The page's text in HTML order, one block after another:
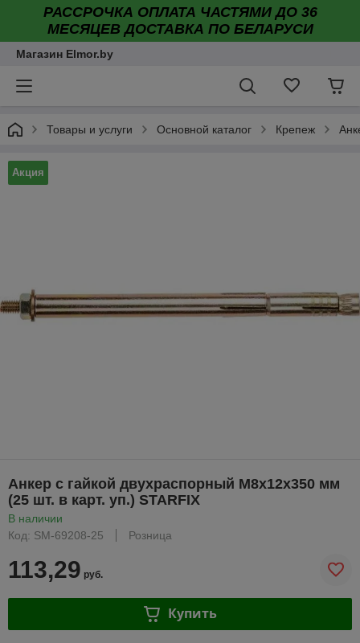
РАССРОЧКА ОПЛАТА ЧАСТЯМИ ДО 36
МЕСЯЦЕВ ДОСТАВКА ПО БЕЛАРУСИ
Магазин Elmor.by
Товары и услуги Основной каталог Крепеж
Акция
Анкер с гайкой двухраспорный М8х12х350 мм
(25 шт. в карт. уп.) STARFIX
В наличии
Код: SM-69208-25
Розница
113,29 руб.
Купить